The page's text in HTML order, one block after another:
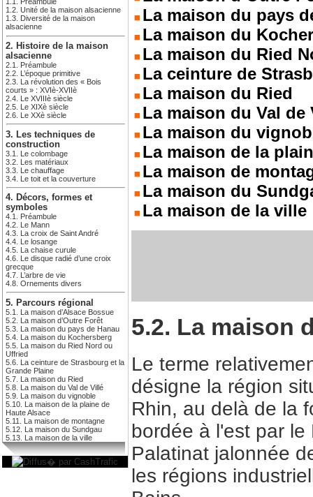
1.2. Unité de la maison alsacienne
1.3. Diversité de la maison
alsacienne
2. Histoire de la maison
alsacienne
2.1. Préambule
2.2. L’époque primitive
2.3. La révolution des « Bois
courts » : XVIè-XVIIè
2.4. Le XVIIIè siècle
2.5. Le XIXè siècle
2.6. Le XXè siècle
3. Les techniques de
construction
3.1. Le colombage
3.2. Les matériaux
3.3. Le chauffage
3.4. Le toit et la couverture
4. Décors, formes et
symboles
4.1. Préambule
4.2. Le Mann
4.3. La croix de Saint André
4.4. Le losange
4.5. La chaise curule
4.6. Le disque radié d’une croix
grecque
4.7. L’arbre de vie
4.8. Ornements divers
5. Parcours régional
5.1. La maison d’Alsace Bossue
5.2. La maison d’Outre Forêt
5.3. La maison du pays de Hanau
5.4. La maison du Kochersberg
5.5. La maison du Ried Nord ou
Uffried
5.6. La ceinture de Strasbourg et la
Grande Plaine
5.7. La maison du Ried
5.8. La maison du Val de Villé
5.9. La maison du vignoble
5.10. La maison de la plaine de
Haute Alsace
5.11. La maison de montagne
5.12. La maison du Sundgau
5.13. La maison de la ville
La maison du pays
La maison du
La maison du Ried
La ceinture de
La maison du Ried
La maison du Val de
La maison du
La maison de la
La maison de
La maison du
La maison de la ville
5.2. La maison
Le terme
désigne la région
Rhin, au delà de la
bordée à l'est par
Palatinat jalonnée
les régions